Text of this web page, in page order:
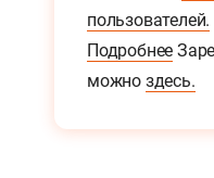
пользователей.
Подробнее
можно здесь.